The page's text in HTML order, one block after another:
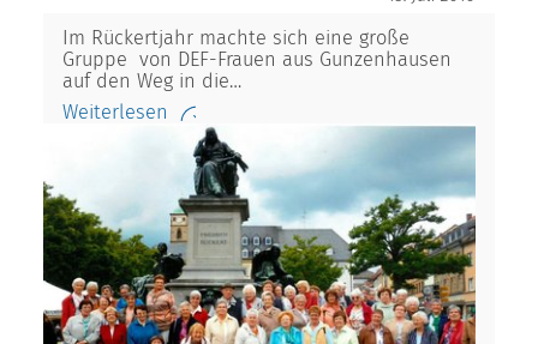
Im Rückertjahr machte sich eine große
Gruppe von DEF-Frauen aus Gunzenhausen
auf den Weg in die…
Weiterlesen